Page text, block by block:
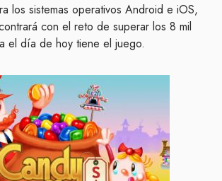
los sistemas operativos Android e iOS,
con el reto de superar los 8 mil
el día de hoy tiene el juego.